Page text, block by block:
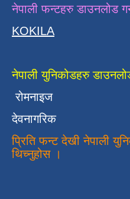
नेपाली फन्टहरु डाउनलोड
KOKILA
नेपाली युनिकोडहरु
रोमनाइज
देवनागरिक
प्रिति फन्ट देखी नेपाली
थिच्नुहोस ।